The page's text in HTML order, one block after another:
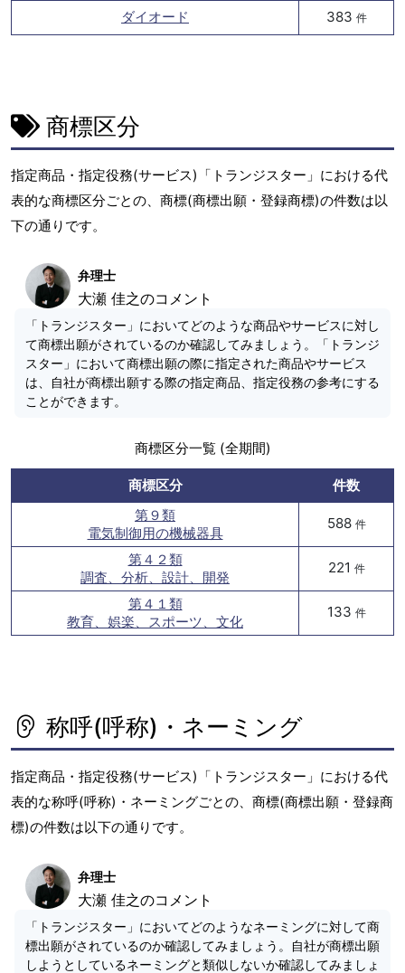
ダイオード 383 件
商標区分
指定商品・指定役務(サービス)「トランジスター」における代
表的な商標区分ごとの、商標(商標出願・登録商標)の件数は以
下の通りです。
弁理士
大瀬 佳之のコメント
「トランジスター」においてどのような商品やサービスに対し
て商標出願がされているのか確認してみましょう。「トランジ
スター」において商標出願の際に指定された商品やサービス
は、自社が商標出願する際の指定商品、指定役務の参考にする
ことができます。
商標区分一覧 (全期間)
商標区分
件数
第９類
電気制御用の機械器具
588 件
第４２類
調査、分析、設計、開発
221 件
第４１類
教育、娯楽、スポーツ、文化
133 件
称呼(呼称)・ネーミング
指定商品・指定役務(サービス)「トランジスター」における代
表的な称呼(呼称)・ネーミングごとの、商標(商標出願・登録商
標)の件数は以下の通りです。
弁理士
大瀬 佳之のコメント
「トランジスター」においてどのようなネーミングに対して商
標出願がされているのか確認してみましょう。自社が商標出願
しようとしているネーミングと類似しないか確認してみましょ